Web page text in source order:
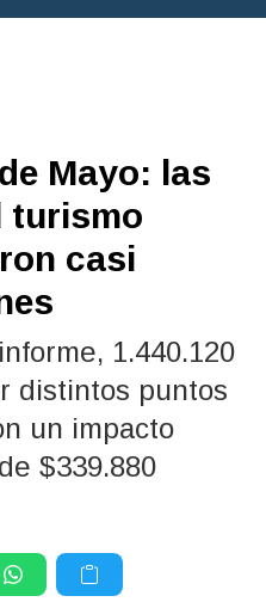
Mayo: las
turismo
casi
1.440.120
distintos puntos
un impacto
$339.880